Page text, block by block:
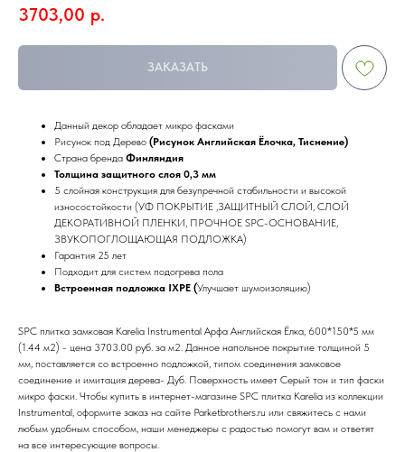
3703,00 р.
ЗАКАЗАТЬ
Данный декор обладает микро фасками
Рисунок под Дерево (Рисунок Английская Ёлочка, Тиснение)
Страна бренда Финляндия
Толщина защитного слоя 0,3 мм
5 слойная конструкция для безупречной стабильности и высокой
износостойкости (УФ ПОКРЫТИЕ ,ЗАЩИТНЫЙ СЛОЙ, СЛОЙ
ДЕКОРАТИВНОЙ ПЛЕНКИ, ПРОЧНОЕ SPC-ОСНОВАНИЕ,
ЗВУКОПОГЛОЩАЮЩАЯ ПОДЛОЖКА)
Гарантия 25 лет
Подходит для систем подогрева пола
Встроенная подложка IXPE (Улучшает шумоизоляцию)
SPC плитка замковая Karelia Instrumental Арфа Английская Ёлка, 600*150*5 мм
(1.44 м2) - цена 3703.00 руб. за м2. Данное напольное покрытие толщиной 5
мм, поставляется со встроенно подложкой, типом соединения замковое
соединение и имитация дерева- Дуб. Поверхность имеет Серый тон и тип фаски
микро фаски. Чтобы купить в интернет-магазине SPC плитка Karelia из коллекции
Instrumental, оформите заказ на сайте Parketbrothers.ru или свяжитесь с нами
любым удобным способом, наши менеджеры с радостью помогут вам и ответят
на все интересующие вопросы.